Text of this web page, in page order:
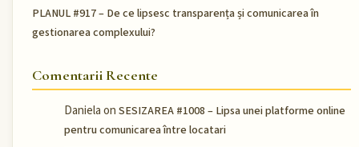
PLANUL #917 – De ce lipsesc transparența și comunicarea în
gestionarea complexului?
Comentarii Recente
Danielaon SESIZAREA #1008 – Lipsa unei platforme online
pentru comunicarea între locatari